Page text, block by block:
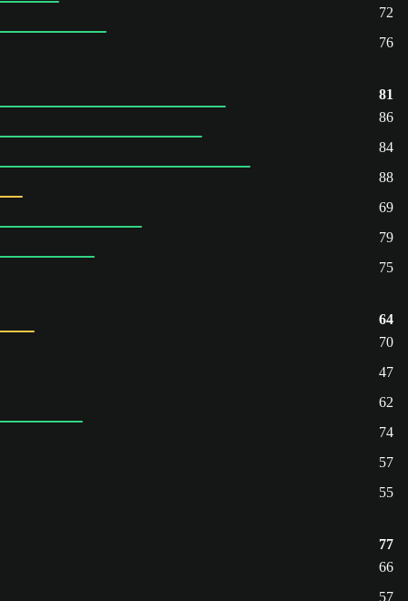
72
76
81
86
84
88
69
79
75
64
70
47
62
74
57
55
77
66
57